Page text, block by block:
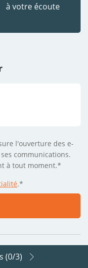
à votre écoute
l'ouverture des e-
communications.
à tout moment.*
.*
(0/3)